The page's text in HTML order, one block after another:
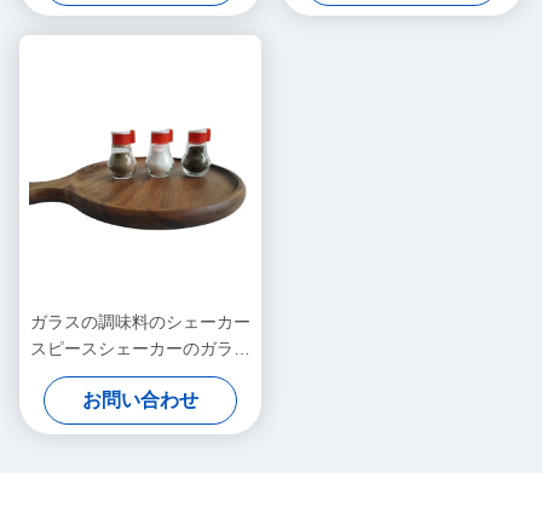
ガラスの調味料のシェーカー
スピースシェーカーのガラス
の容器
お問い合わせ